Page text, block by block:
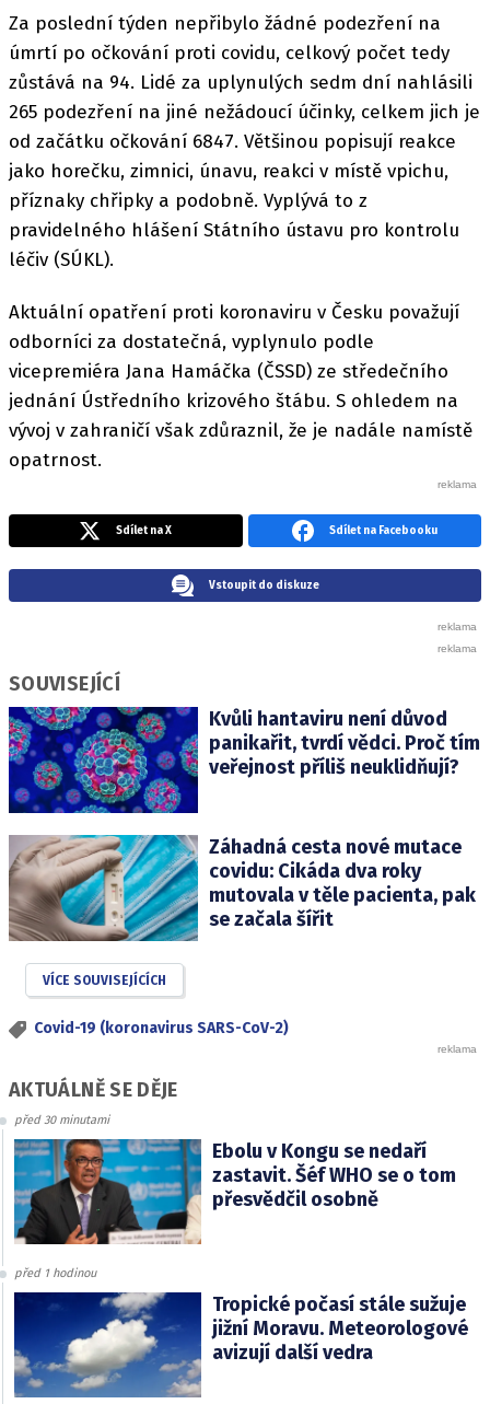
Za poslední týden nepřibylo žádné podezření na
úmrtí po očkování proti covidu, celkový počet tedy
zůstává na 94. Lidé za uplynulých sedm dní nahlásili
265 podezření na jiné nežádoucí účinky, celkem jich je
od začátku očkování 6847. Většinou popisují reakce
jako horečku, zimnici, únavu, reakci v místě vpichu,
příznaky chřipky a podobně. Vyplývá to z
pravidelného hlášení Státního ústavu pro kontrolu
léčiv (SÚKL).
Aktuální opatření proti koronaviru v Česku považují
odborníci za dostatečná, vyplynulo podle
vicepremiéra Jana Hamáčka (ČSSD) ze středečního
jednání Ústředního krizového štábu. S ohledem na
vývoj v zahraničí však zdůraznil, že je nadále namístě
opatrnost.
Sdílet na X Sdílet na Facebooku
Vstoupit do diskuze
SOUVISEJÍCÍ
Kvůli hantaviru není důvod
panikařit, tvrdí vědci. Proč tím
veřejnost příliš neuklidňují?
Záhadná cesta nové mutace
covidu: Cikáda dva roky
mutovala v těle pacienta, pak
se začala šířit
VÍCE SOUVISEJÍCÍCH
Covid-19 (koronavirus SARS-CoV-2)
AKTUÁLNĚ SE DĚJE
před 30 minutami
Ebolu v Kongu se nedaří
zastavit. Šéf WHO se o tom
přesvědčil osobně
před 1 hodinou
Tropické počasí stále sužuje
jižní Moravu. Meteorologové
avizují další vedra